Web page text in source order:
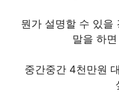
뭔가 설명할 수 있을
말을 하
중간중간 4천만원